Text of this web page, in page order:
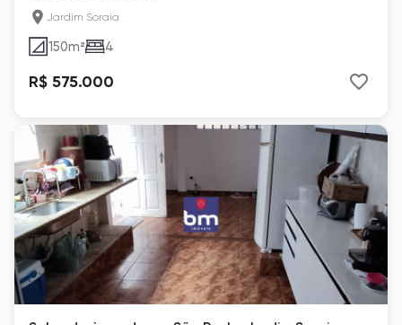
Jardim Soraia
150m² 4
R$ 575.000